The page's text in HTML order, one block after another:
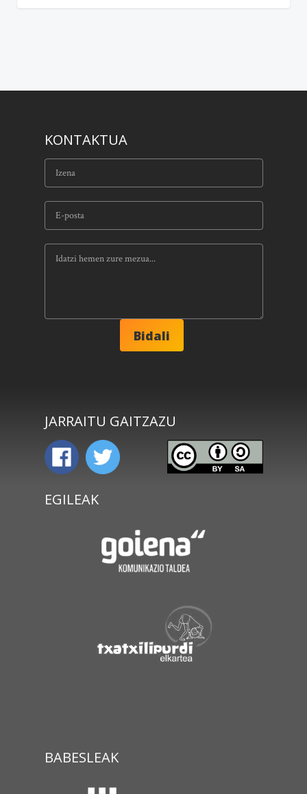
KONTAKTUA
JARRAITU GAITZAZU
EGILEAK
BABESLEAK